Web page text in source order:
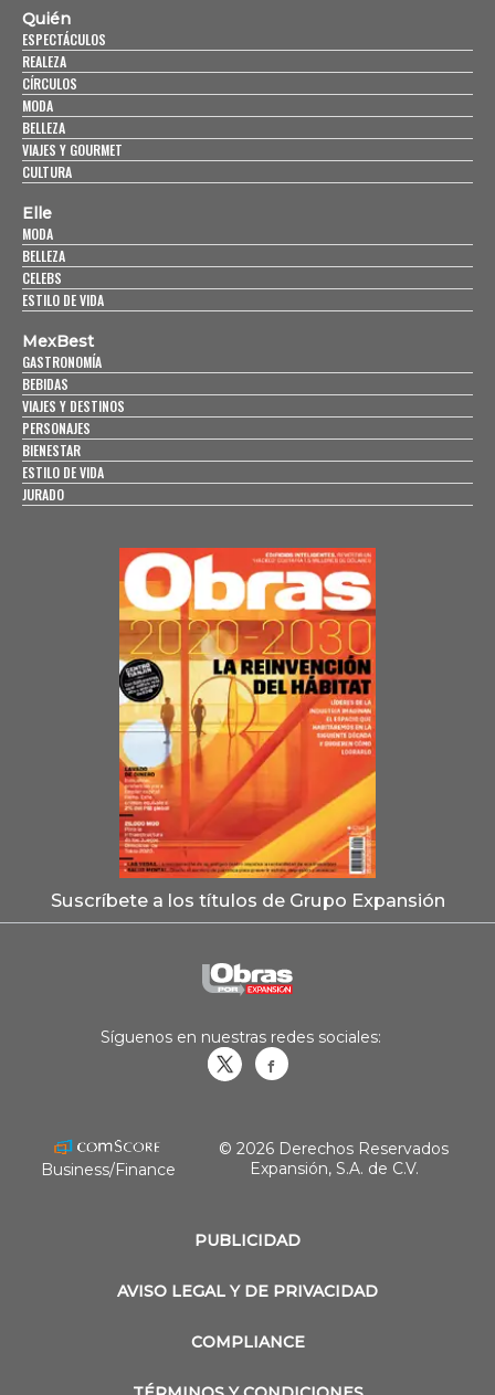
Quién
ESPECTÁCULOS
REALEZA
CÍRCULOS
MODA
BELLEZA
VIAJES Y GOURMET
CULTURA
Elle
MODA
BELLEZA
CELEBS
ESTILO DE VIDA
MexBest
GASTRONOMÍA
BEBIDAS
VIAJES Y DESTINOS
PERSONAJES
BIENESTAR
ESTILO DE VIDA
JURADO
Suscríbete a los títulos de Grupo Expansión
PUBLICIDAD
AVISO LEGAL Y DE PRIVACIDAD
COMPLIANCE
Síguenos en nuestras redes sociales:
Business/Finance
© 2026 Derechos Reservados
Expansión, S.A. de C.V.